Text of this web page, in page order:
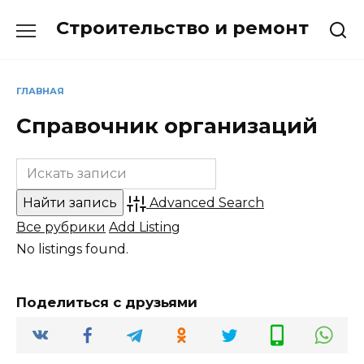
Строительство и ремонт
ГЛАВНАЯ
Справочник организаций
Advanced Search
Все рубрики Add Listing
No listings found.
Поделиться с друзьями